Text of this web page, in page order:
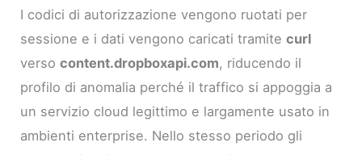
I codici di autorizzazione vengono ruotati per
sessione e i dati vengono caricati tramitecurl
versocontent.dropboxapi.com, riducendo il
profilo di anomalia perché il traffico si appoggia a
un servizio cloud legittimo e largamente usato in
ambienti enterprise. Nello stesso periodo gli